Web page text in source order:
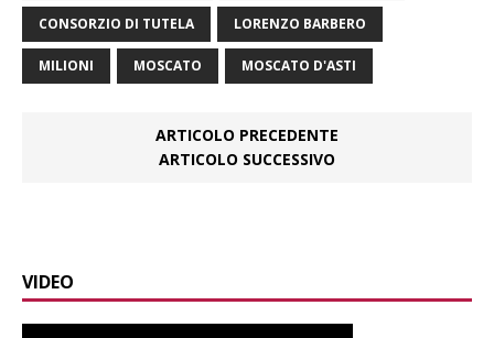
CONSORZIO DI TUTELA LORENZO BARBERO
MILIONI MOSCATO MOSCATO D'ASTI
ARTICOLO PRECEDENTE
ARTICOLO SUCCESSIVO
VIDEO